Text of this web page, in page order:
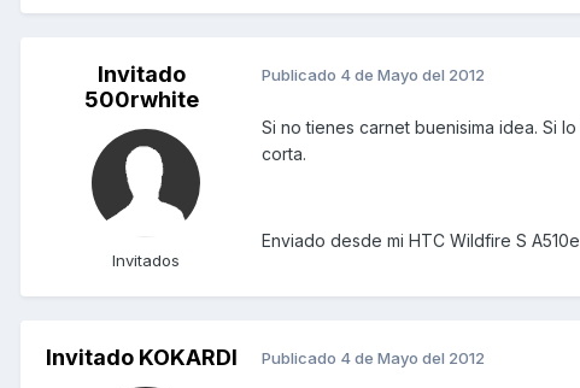
Invitado
500rwhite
Invitados
Publicado 4 de Mayo del 2012
Si no tienes carnet buenisima idea. Si
corta.
Enviado desde mi HTC Wildfire S A510e
Invitado KOKARDI Publicado 4 de Mayo del 2012